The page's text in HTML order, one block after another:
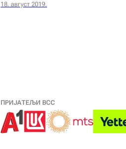
18. август 2019.
ПРИЈАТЕЉИ ВСС